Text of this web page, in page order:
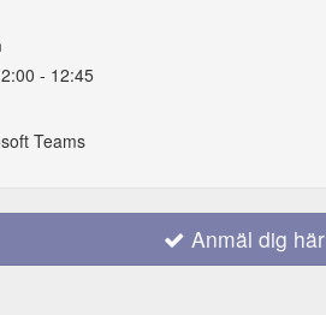
- 12:45
Teams
Anmäl dig här